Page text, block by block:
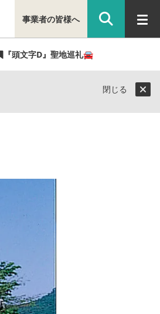
『頭文字D』聖地巡礼🚘
事業者の皆様へ
閉じる